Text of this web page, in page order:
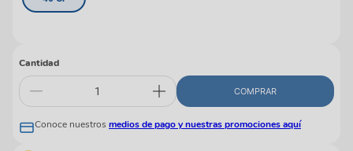
Cantidad
COMPRAR
Conoce nuestros medios de pago y nuestras promociones aquí